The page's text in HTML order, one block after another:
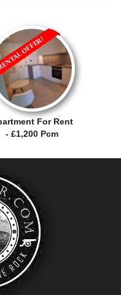
For Rent
- £1,200 Pcm
OFFER!